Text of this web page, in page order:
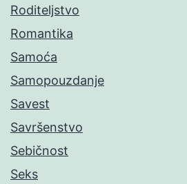
Roditeljstvo
Romantika
Samoća
Samopouzdanje
Savest
Savršenstvo
Sebičnost
Seks